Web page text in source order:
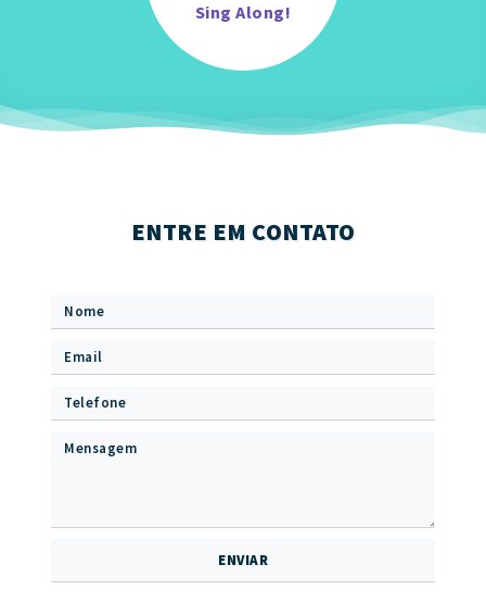
Sing Along!
ENTRE EM CONTATO